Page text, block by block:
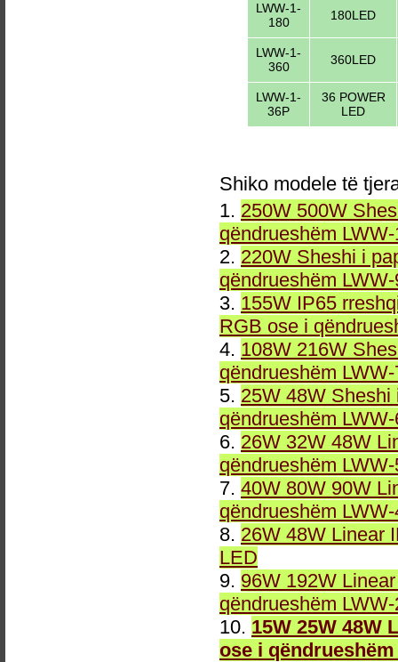
LWW-1-
180
180LED
LWW-1-
360
360LED
LWW-1-
36P
36 POWER
LED
Shiko modele të
1. 250W 500W
qëndrueshëm
2. 220W Sheshi i
qëndrueshëm
3. 155W IP65
RGB ose i
4. 108W 216W
qëndrueshëm
5. 25W 48W
qëndrueshëm
6. 26W 32W 48W
qëndrueshëm
7. 40W 80W 90W
qëndrueshëm
8. 26W 48W Linear
LED
9. 96W 192W
qëndrueshëm
10. 15W 25W 48W
ose i